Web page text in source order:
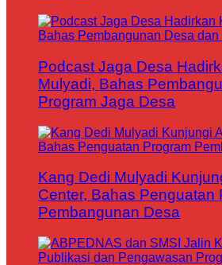
Podcast Jaga Desa
Mulyadi, Bahas
Program Jaga Desa
Kang Dedi Mulyadi
Center, Bahas Penguatan
Pembangunan Desa